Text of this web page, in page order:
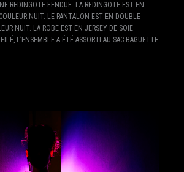
REDINGOTE FENDUE. LA REDINGOTE EST EN
NUIT. LE PANTALON EST EN DOUBLE
NUIT. LA ROBE EST EN JERSEY DE SOIE
L’ENSEMBLE A ÉTÉ ASSORTI AU SAC BAGUETTE